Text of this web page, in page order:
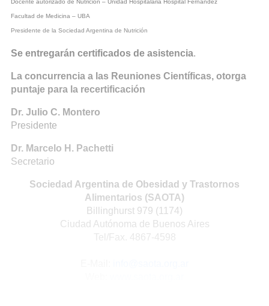
Docente autorizado de Nutrición – Unidad Hospitalaria Hospital Fernández
Facultad de Medicina – UBA
Presidente de la Sociedad Argentina de Nutrición
Se entregarán certificados de asistencia.
La concurrencia a las Reuniones Científicas, otorga
puntaje para la recertificación
Dr. Julio C. Montero
Presidente
Dr. Marcelo H. Pachetti
Secretario
Sociedad Argentina de Obesidad y Trastornos
Alimentarios (SAOTA)
Billinghurst 979 (1174)
Ciudad Autónoma de Buenos Aires
Tel/Fax. 4867-4598